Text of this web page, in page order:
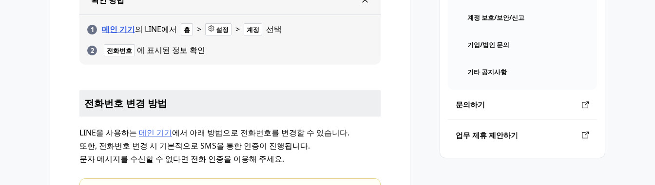
계정 보호/보안/신고
기업/법인 문의
기타 공지사항
문의하기
업무 제휴 제안하기
메인 기기의 LINE에서 홈 > 설정 > 계정 선택
전화번호 에 표시된 정보 확인
전화번호 변경 방법
LINE을 사용하는 메인 기기에서 아래 방법으로 전화번호를 변경할 수 있습니다.
또한, 전화번호 변경 시 기본적으로 SMS을 통한 인증이 진행됩니다.
문자 메시지를 수신할 수 없다면 전화 인증을 이용해 주세요.